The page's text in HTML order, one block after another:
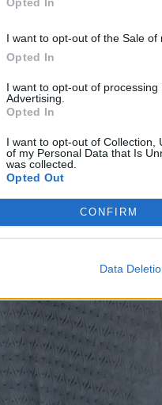
I want to opt-out of the Sale of
Opted In
I want to opt-out of
Advertising.
Opted In
I want to opt-out of Collection,
of my Personal Data that Is
was collected.
Opted Out
CONFIRM
Data